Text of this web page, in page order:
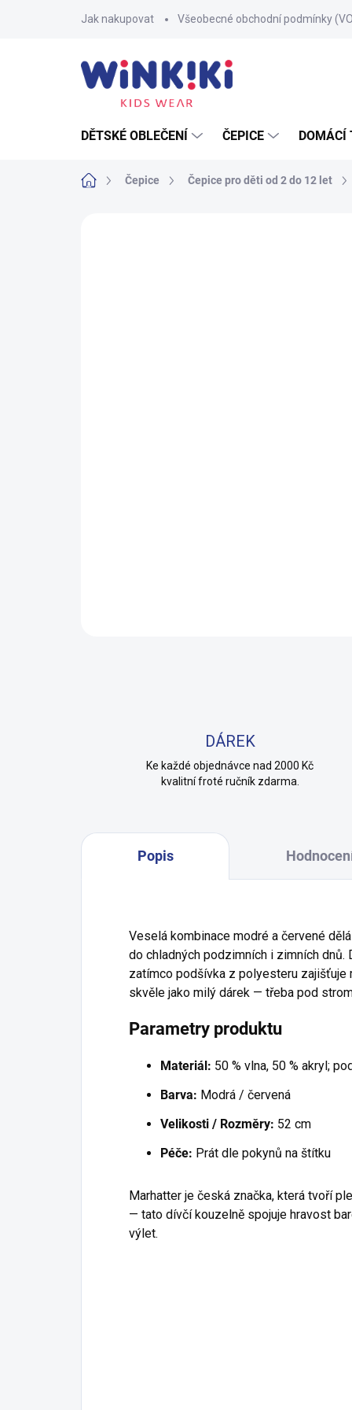
Jak nakupovat Všeobecné obchodní podmínky
DĚTSKÉ OBLEČENÍ ČEPICE DOMÁCÍ
Domů Čepice Čepice pro děti od 2 do 12 let
DÁREK
Ke každé objednávce nad 2000 Kč
kvalitní froté ručník zdarma.
Popis
Veselá kombinace modré a červené
do chladných podzimních i zimních dnů.
zatímco podšívka z polyesteru
skvěle jako milý dárek — třeba pod
Parametry produktu
Materiál: 50 % vlna, 50 % akryl;
Barva: Modrá / červená
Velikosti / Rozměry: 52 cm
Péče: Prát dle pokynů na štítku
Marhatter je česká značka, která tvoří
— tato dívčí kouzelně spojuje hravost
výlet.